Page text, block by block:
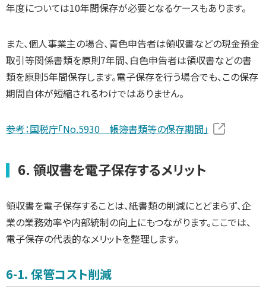
年度については10年間保存が必要となるケースもあります。
また、個人事業主の場合、青色申告者は領収書などの現金預金
取引等関係書類を原則7年間、白色申告者は領収書などの書
類を原則5年間保存します。電子保存を行う場合でも、この保存
期間自体が短縮されるわけではありません。
参考：国税庁「No.5930 帳簿書類等の保存期間」
6. 領収書を電子保存するメリット
領収書を電子保存することは、紙書類の削減にとどまらず、企
業の業務効率や内部統制の向上にもつながります。ここでは、
電子保存の代表的なメリットを整理します。
6-1. 保管コスト削減